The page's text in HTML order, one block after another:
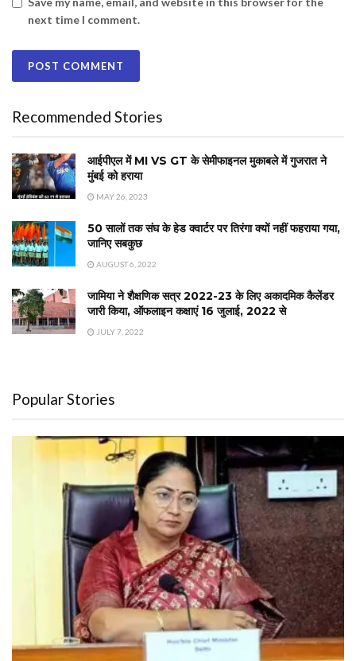
next time I comment.
Recommended Stories
आईपीएल में MI VS GT के सेमीफाइनल मुकाबले में गुजरात ने
मुंबई को हराया
MAY 26, 2023
50 सालों तक संघ के हेड क्वार्टर पर तिरंगा क्यों नहीं फहराया गया,
जानिए सबकुछ
AUGUST 6, 2022
जामिया ने शैक्षणिक सत्र 2022-23 के लिए अकादमिक कैलेंडर
जारी किया, ऑफलाइन कक्षाएं 16 जुलाई, 2022 से
JULY 7, 2022
Popular Stories